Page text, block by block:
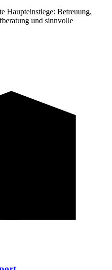
Haupteinstiege: Betreuung,
und sinnvolle